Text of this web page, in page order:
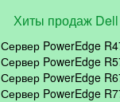
Хиты продаж Dell
Сервер PowerEdge
Сервер PowerEdge
Сервер PowerEdge
Сервер PowerEdge